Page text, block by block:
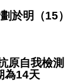
於明（15）
原自我檢測
為14天